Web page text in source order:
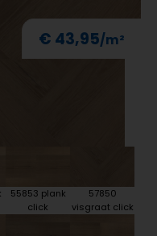
€ 43,95
55853 plank
click
57850
visgraat click